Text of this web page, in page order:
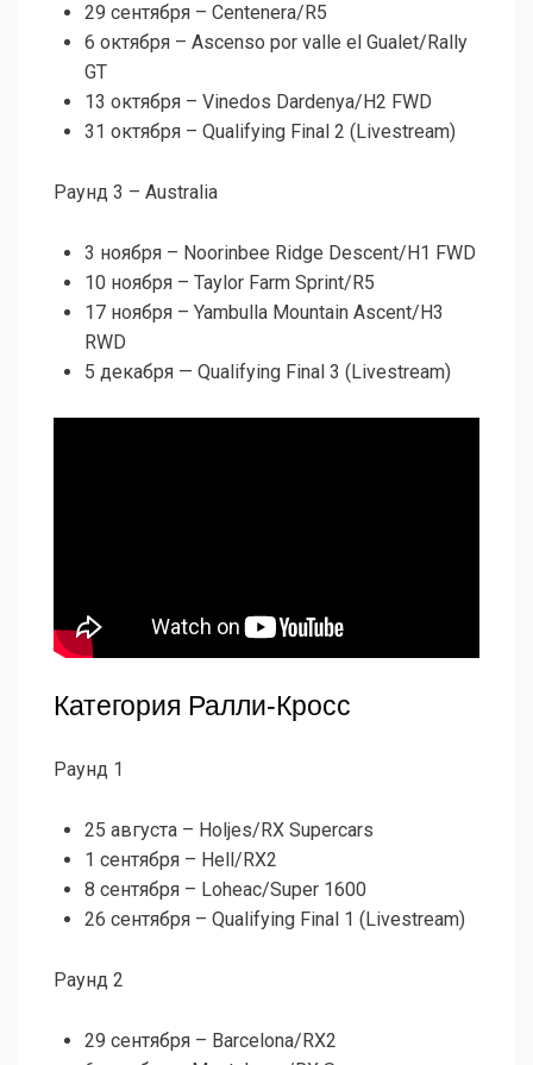
29 сентября – Centenera/R5
6 октября – Ascenso por valle el Gualet/Rally
GT
13 октября – Vinedos Dardenya/H2 FWD
31 октября – Qualifying Final 2 (Livestream)
Раунд 3 – Australia
3 ноября – Noorinbee Ridge Descent/H1 FWD
10 ноября – Taylor Farm Sprint/R5
17 ноября – Yambulla Mountain Ascent/H3
RWD
5 декабря — Qualifying Final 3 (Livestream)
Категория Ралли-Кросс
Раунд 1
25 августа – Holjes/RX Supercars
1 сентября – Hell/RX2
8 сентября – Loheac/Super 1600
26 сентября – Qualifying Final 1 (Livestream)
Раунд 2
29 сентября – Barcelona/RX2